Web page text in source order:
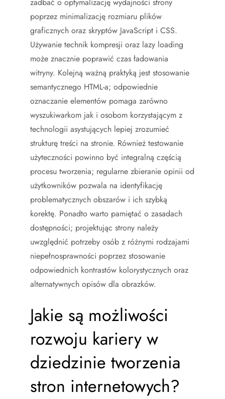
poprzez minimalizację rozmiaru plików
graficznych oraz skryptów JavaScript i CSS.
Używanie technik kompresji oraz lazy loading
może znacznie poprawić czas ładowania
witryny. Kolejną ważną praktyką jest stosowanie
semantycznego HTML-a; odpowiednie
oznaczanie elementów pomaga zarówno
wyszukiwarkom jak i osobom korzystającym z
technologii asystujących lepiej zrozumieć
strukturę treści na stronie. Również testowanie
użyteczności powinno być integralną częścią
procesu tworzenia; regularne zbieranie opinii od
użytkowników pozwala na identyfikację
problematycznych obszarów i ich szybką
korektę. Ponadto warto pamiętać o zasadach
dostępności; projektując strony należy
uwzględnić potrzeby osób z różnymi rodzajami
niepełnosprawności poprzez stosowanie
odpowiednich kontrastów kolorystycznych oraz
alternatywnych opisów dla obrazków.
Jakie są możliwości
rozwoju kariery w
dziedzinie tworzenia
stron internetowych?